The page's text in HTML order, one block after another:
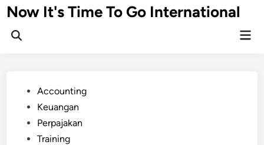
Skip
to
content
Now It's Time To Go International
PostedAccounting
Keuangan
Perpajakan
Training